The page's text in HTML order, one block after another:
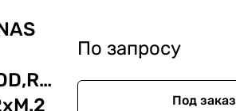
up
По запросу
Под заказ